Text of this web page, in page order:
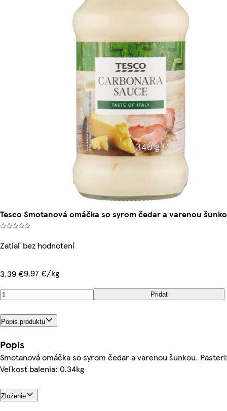
Tesco Smotanová omáčka so syrom čedar a varenou
Zatiaľ bez hodnotení
3,39 €9,97 €/kg
Pridať
Popis produktu
Popis
Smotanová omáčka so syrom čedar a varenou šunkou.
Veľkosť balenia: 0.34kg
Zloženie